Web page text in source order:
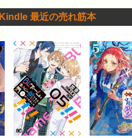
Kindle 最近の売れ筋本